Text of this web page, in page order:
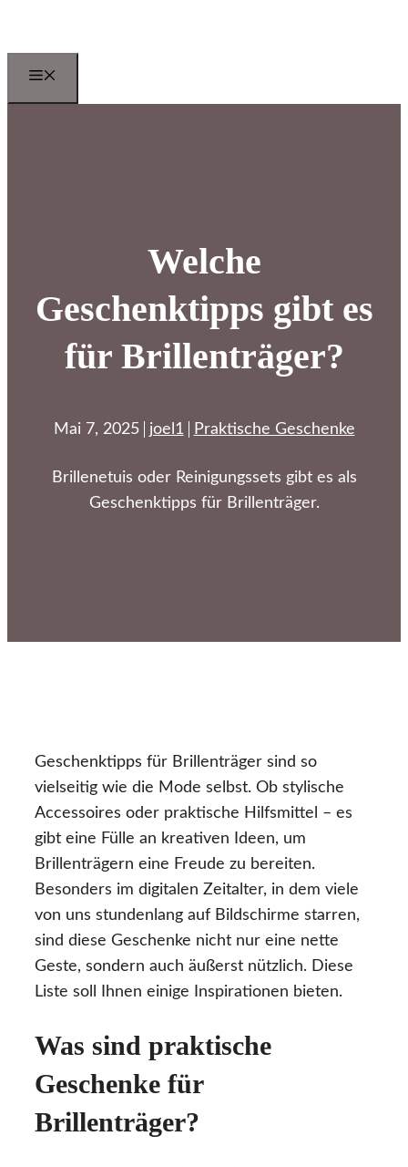
springen
Welche
Geschenktipps gibt es
für Brillenträger?
Mai 7, 2025 joel1 Praktische Geschenke
Brillenetuis oder Reinigungssets gibt es als
Geschenktipps für Brillenträger.
Geschenktipps für Brillenträger sind so
vielseitig wie die Mode selbst. Ob stylische
Accessoires oder praktische Hilfsmittel – es
gibt eine Fülle an kreativen Ideen, um
Brillenträgern eine Freude zu bereiten.
Besonders im digitalen Zeitalter, in dem viele
von uns stundenlang auf Bildschirme starren,
sind diese Geschenke nicht nur eine nette
Geste, sondern auch äußerst nützlich. Diese
Liste soll Ihnen einige Inspirationen bieten.
Was sind praktische
Geschenke für
Brillenträger?